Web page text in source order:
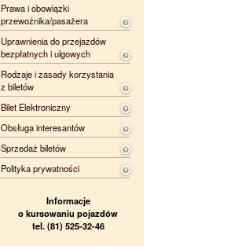
Prawa i obowiązki
przewoźnika/pasażera
Uprawnienia do przejazdów
bezpłatnych i ulgowych
Rodzaje i zasady korzystania
z biletów
Bilet Elektroniczny
Obsługa interesantów
Sprzedaż biletów
Polityka prywatności
Informacje
o kursowaniu pojazdów
tel. (81) 525-32-46